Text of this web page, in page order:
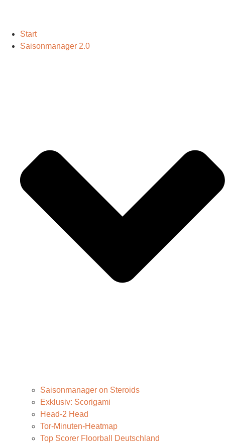
Start
Saisonmanager 2.0
Saisonmanager on Steroids
Exklusiv: Scorigami
Head-2 Head
Tor-Minuten-Heatmap
Top Scorer Floorball Deutschland